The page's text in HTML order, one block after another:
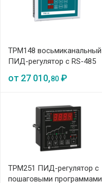
ТРМ148 восьмиканальный
ПИД-регулятор с RS-485
от 27 010,80 ₽
ТРМ251 ПИД-регулятор с
пошаговыми программами